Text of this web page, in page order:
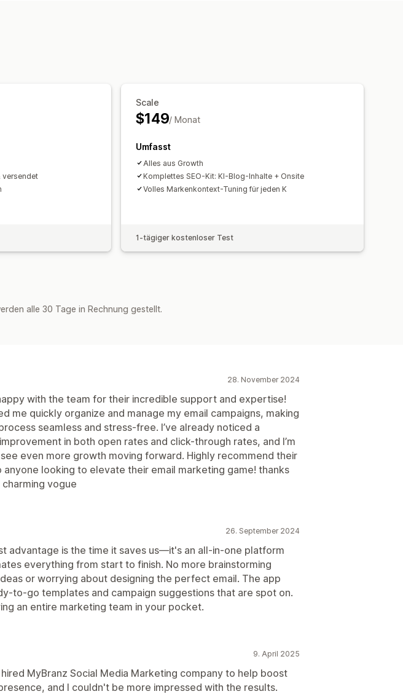
versendet
Scale
$149/ Monat
Umfasst
Alles aus Growth
Komplettes SEO-Kit: KI-Blog-Inhalte + Onsite
Volles Markenkontext-Tuning für jeden K
1-tägiger kostenloser Test
alle 30 Tage in Rechnung gestellt.
28. November 2024
with the team for their incredible support and expertise!
me quickly organize and manage my email campaigns, making
seamless and stress-free. I’ve already noticed a
in both open rates and click-through rates, and I’m
even more growth moving forward. Highly recommend their
anyone looking to elevate their email marketing game! thanks
vogue
26. September 2024
advantage is the time it saves us—it's an all-in-one platform
everything from start to finish. No more brainstorming
or worrying about designing the perfect email. The app
to-go templates and campaign suggestions that are spot on.
an entire marketing team in your pocket.
9. April 2025
MyBranz Social Media Marketing company to help boost
and I couldn't be more impressed with the results.